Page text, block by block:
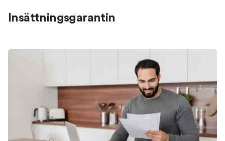
Insättningsgarantin